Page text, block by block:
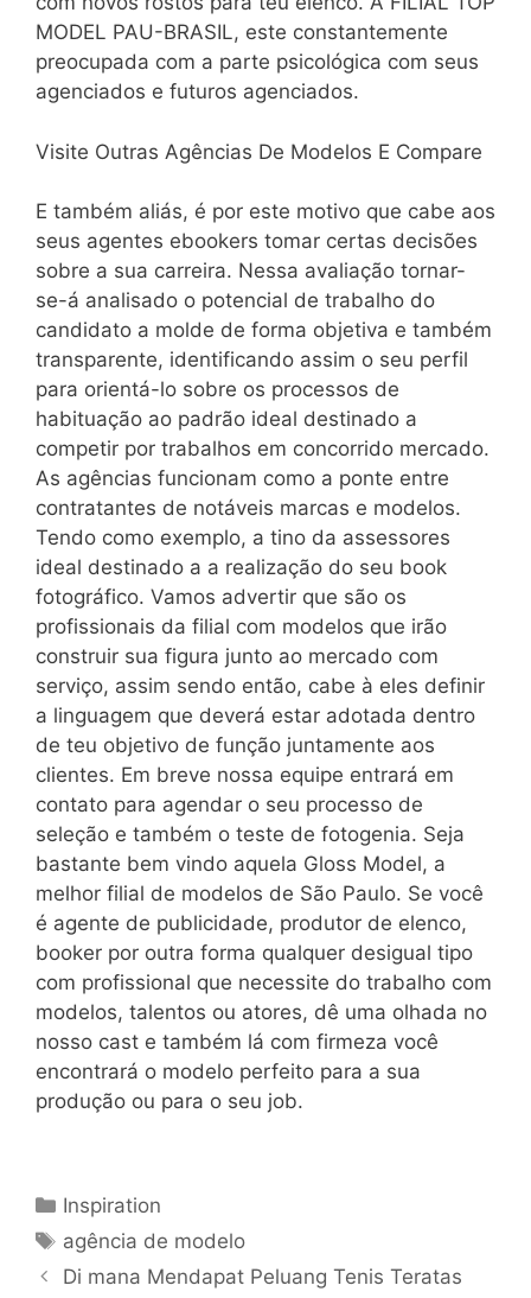
MODEL PAU-BRASIL, este constantemente
preocupada com a parte psicológica com seus
agenciados e futuros agenciados.
Visite Outras Agências De Modelos E Compare
E também aliás, é por este motivo que cabe aos
seus agentes ebookers tomar certas decisões
sobre a sua carreira. Nessa avaliação tornar-
se-á analisado o potencial de trabalho do
candidato a molde de forma objetiva e também
transparente, identificando assim o seu perfil
para orientá-lo sobre os processos de
habituação ao padrão ideal destinado a
competir por trabalhos em concorrido mercado.
As agências funcionam como a ponte entre
contratantes de notáveis marcas e modelos.
Tendo como exemplo, a tino da assessores
ideal destinado a a realização do seu book
fotográfico. Vamos advertir que são os
profissionais da filial com modelos que irão
construir sua figura junto ao mercado com
serviço, assim sendo então, cabe à eles definir
a linguagem que deverá estar adotada dentro
de teu objetivo de função juntamente aos
clientes. Em breve nossa equipe entrará em
contato para agendar o seu processo de
seleção e também o teste de fotogenia. Seja
bastante bem vindo aquela Gloss Model, a
melhor filial de modelos de São Paulo. Se você
é agente de publicidade, produtor de elenco,
booker por outra forma qualquer desigual tipo
com profissional que necessite do trabalho com
modelos, talentos ou atores, dê uma olhada no
nosso cast e também lá com firmeza você
encontrará o modelo perfeito para a sua
produção ou para o seu job.
Categories
Inspiration
Tags
agência de modelo
Di mana Mendapat Peluang Tenis Teratas